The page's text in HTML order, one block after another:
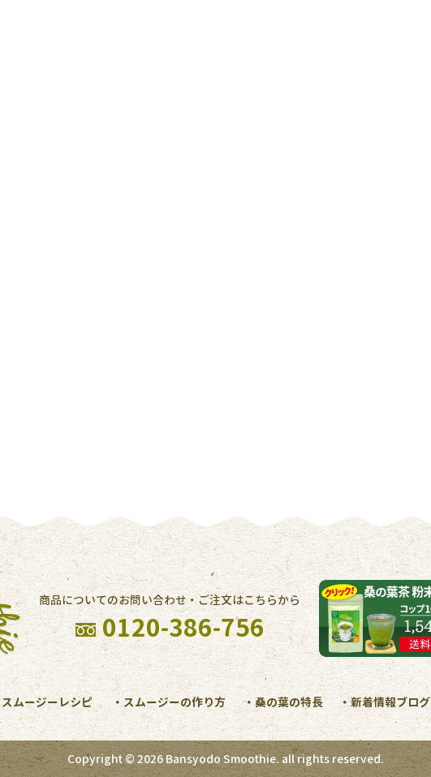
商品についてのお問い合わせ・ご注文はこちらから
0120-386-756
スムージーレシピ スムージーの作り方 桑の葉の特長 新着情報ブログ
Copyright © 2026 Bansyodo Smoothie. all rights reserved.